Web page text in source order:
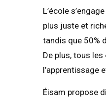
L’école
plus juste et
tandis que 50%
De plus, tous
l’apprentissage
Éisam propose